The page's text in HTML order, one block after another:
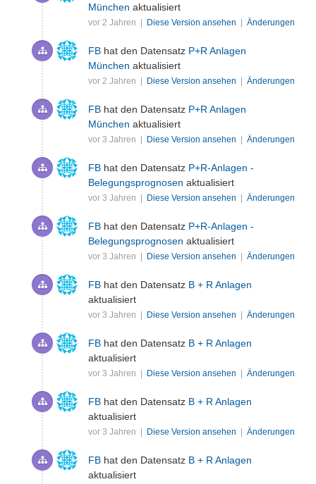
München aktualisiert
vor 2 Jahren | Diese Version ansehen | Änderungen
FB hat den Datensatz P+R Anlagen
München aktualisiert
vor 2 Jahren | Diese Version ansehen | Änderungen
FB hat den Datensatz P+R Anlagen
München aktualisiert
vor 3 Jahren | Diese Version ansehen | Änderungen
FB hat den Datensatz P+R-Anlagen -
Belegungsprognosen aktualisiert
vor 3 Jahren | Diese Version ansehen | Änderungen
FB hat den Datensatz P+R-Anlagen -
Belegungsprognosen aktualisiert
vor 3 Jahren | Diese Version ansehen | Änderungen
FB hat den Datensatz B + R Anlagen
aktualisiert
vor 3 Jahren | Diese Version ansehen | Änderungen
FB hat den Datensatz B + R Anlagen
aktualisiert
vor 3 Jahren | Diese Version ansehen | Änderungen
FB hat den Datensatz B + R Anlagen
aktualisiert
vor 3 Jahren | Diese Version ansehen | Änderungen
FB hat den Datensatz B + R Anlagen
aktualisiert